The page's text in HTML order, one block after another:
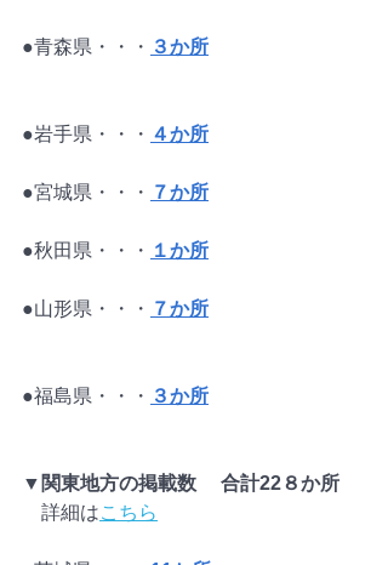
●青森県・・・ ３か所
●岩手県・・・ ４か所
●宮城県・・・ ７か所
●秋田県・・・ １か所
●山形県・・・ ７か所
●福島県・・・ ３か所
▼関東地方の掲載数　 合計22８か所
詳細はこちら